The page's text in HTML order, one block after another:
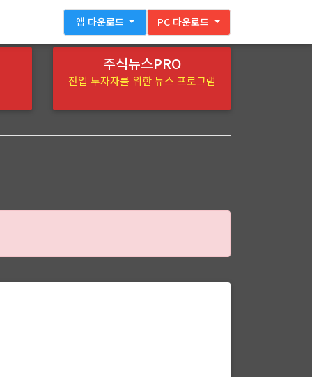
앱 다운로드 PC 다운로드
주식뉴스PRO
전업 투자자를 위한 뉴스 프로그램